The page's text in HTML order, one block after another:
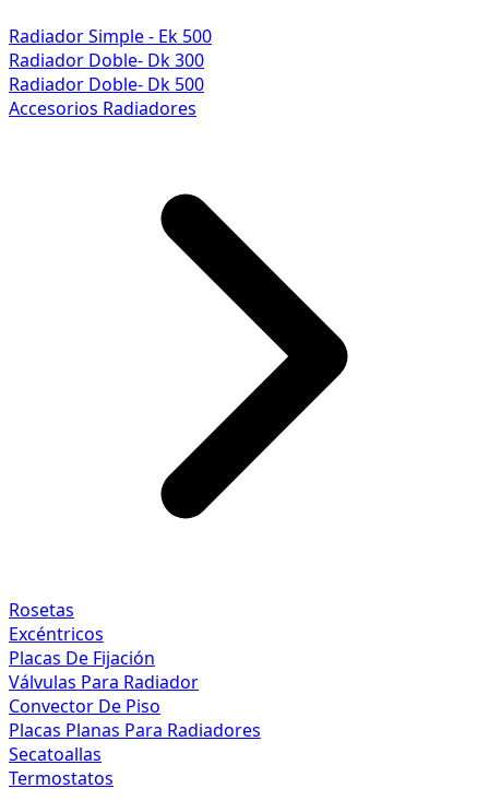
Radiador Simple - Ek 500
Radiador Doble- Dk 300
Radiador Doble- Dk 500
Accesorios Radiadores
Rosetas
Excéntricos
Placas De Fijación
Válvulas Para Radiador
Convector De Piso
Placas Planas Para Radiadores
Secatoallas
Termostatos